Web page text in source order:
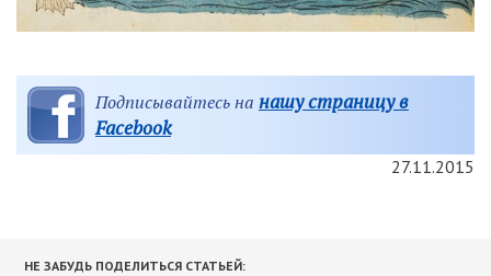
Подписывайтесь на нашу страницу в
Facebook
27.11.2015
НЕ ЗАБУДЬ ПОДЕЛИТЬСЯ СТАТЬЕЙ: